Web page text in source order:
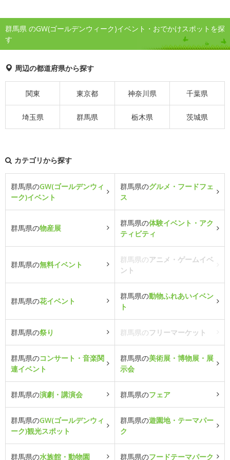
群馬県 のGW(ゴールデンウィーク)イベント・おでかけスポットを探
す
周辺の都道府県から探す
関東 東京都 神奈川県 千葉県
埼玉県 群馬県 栃木県 茨城県
カテゴリから探す
群馬県のGW(ゴールデンウィ
ーク)イベント
群馬県のグルメ・フードフェ
ス
群馬県の物産展
群馬県の体験イベント・アク
ティビティ
群馬県の無料イベント
群馬県のアニメ・ゲームイベ
ント
群馬県の花イベント
群馬県の動物ふれあいイベン
ト
群馬県の祭り 群馬県のフリーマーケット
群馬県のコンサート・音楽関
連イベント
群馬県の美術展・博物展・展
示会
群馬県の演劇・講演会 群馬県のフェア
群馬県のGW(ゴールデンウィ
ーク)観光スポット
群馬県の遊園地・テーマパー
ク
群馬県の水族館・動物園 群馬県のフードテーマパーク